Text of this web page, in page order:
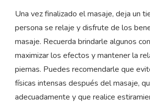
Una vez finalizado el masaje, deja un
persona se relaje y disfrute de los
masaje. Recuerda brindarle algunos
maximizar los efectos y mantener la
piernas. Puedes recomendarle que
físicas intensas después del masaje,
adecuadamente y que realice